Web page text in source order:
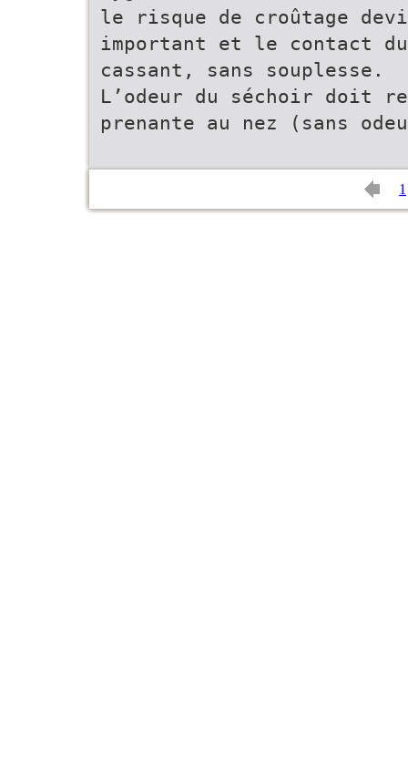
le risque de croûtage
important et le contact
cassant, sans souplesse.
L’odeur du séchoir doit
prenante au nez (sans
1